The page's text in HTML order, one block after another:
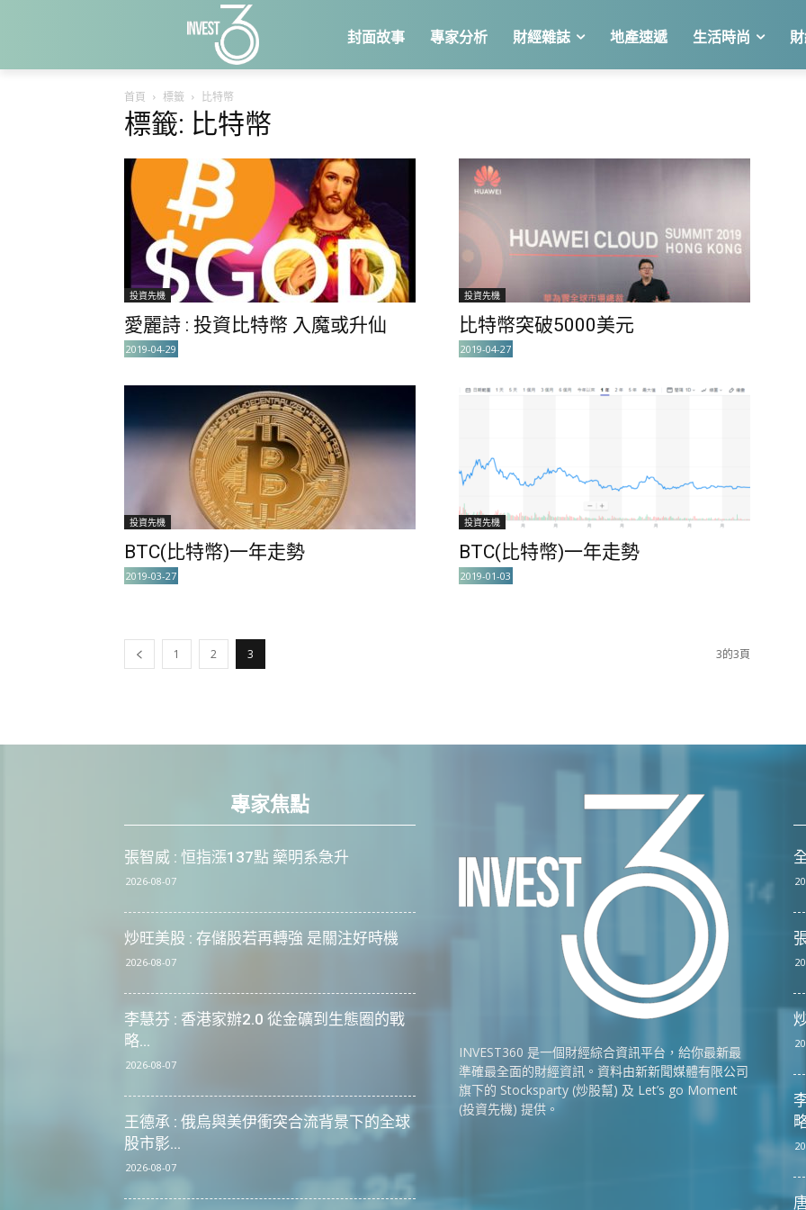
封面故事 專家分析 財經雜誌 地產速遞 生活時尚
首頁 標籤 比特幣
標籤: 比特幣
投資先機
愛麗詩 : 投資比特幣 入魔或升仙
2019-04-29
投資先機
比特幣突破5000美元
2019-04-27
投資先機
BTC(比特幣)一年走勢
2019-03-27
投資先機
BTC(比特幣)一年走勢
2019-01-03
1 2 3 3的3頁
專家焦點
張智威 : 恒指漲137點 藥明系急升
2026-08-07
炒旺美股 : 存儲股若再轉強 是關注好時機
2026-08-07
李慧芬 : 香港家辦2.0 從金礦到生態圈的戰
略...
2026-08-07
王德承 : 俄烏與美伊衝突合流背景下的全球
股市影...
2026-08-07
INVEST360 是一個財經綜合資訊平台，給你最新最
準確最全面的財經資訊。資料由新新聞媒體有限公司
旗下的 Stocksparty (炒股幫) 及 Let’s go Moment
(投資先機) 提供。